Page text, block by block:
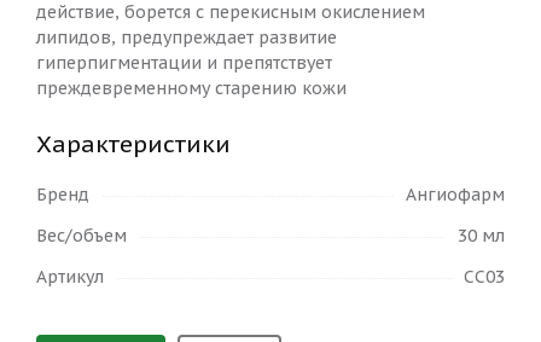
действие, борется с перекисным окислением
липидов, предупреждает развитие
гиперпигментации и препятствует
преждевременному старению кожи
Характеристики
Бренд
Ангиофарм
Вес/объем
30 мл
Артикул
CC03